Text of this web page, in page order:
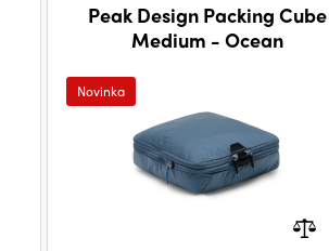
Peak Design Packing Cube
Medium - Ocean
Novinka